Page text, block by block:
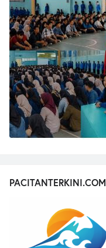
PACITANTERKINI.COM